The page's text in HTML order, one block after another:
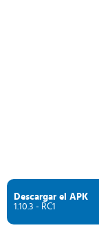
Descargar el APK
1.10.3 - RC1